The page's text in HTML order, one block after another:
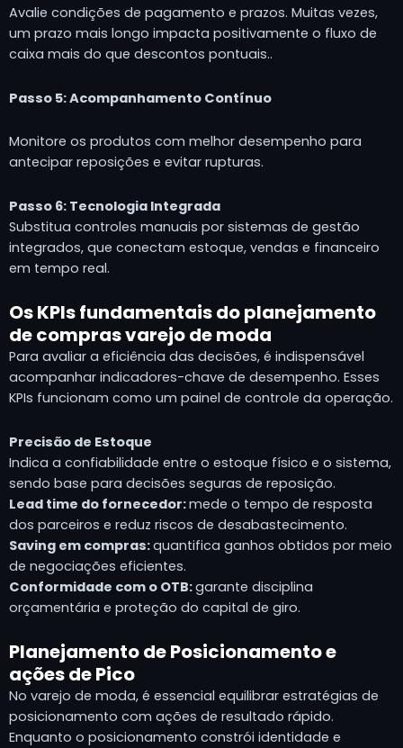
Avalie condições de pagamento e prazos. Muitas vezes,
um prazo mais longo impacta positivamente o fluxo de
caixa mais do que descontos pontuais..
Passo 5: Acompanhamento Contínuo
Monitore os produtos com melhor desempenho para
antecipar reposições e evitar rupturas.
Passo 6: Tecnologia Integrada
Substitua controles manuais por sistemas de gestão
integrados, que conectam estoque, vendas e financeiro
em tempo real.
Os KPIs fundamentais do planejamento
de compras varejo de moda
Para avaliar a eficiência das decisões, é indispensável
acompanhar indicadores-chave de desempenho. Esses
KPIs funcionam como um painel de controle da operação.
Precisão de Estoque
Indica a confiabilidade entre o estoque físico e o sistema,
sendo base para decisões seguras de reposição.
Lead time do fornecedor:mede o tempo de resposta
dos parceiros e reduz riscos de desabastecimento.
Saving em compras:quantifica ganhos obtidos por meio
de negociações eficientes.
Conformidade com o OTB:garante disciplina
orçamentária e proteção do capital de giro.
Planejamento de Posicionamento e
ações de Pico
No varejo de moda, é essencial equilibrar estratégias de
posicionamento com ações de resultado rápido.
Enquanto o posicionamento constrói identidade e